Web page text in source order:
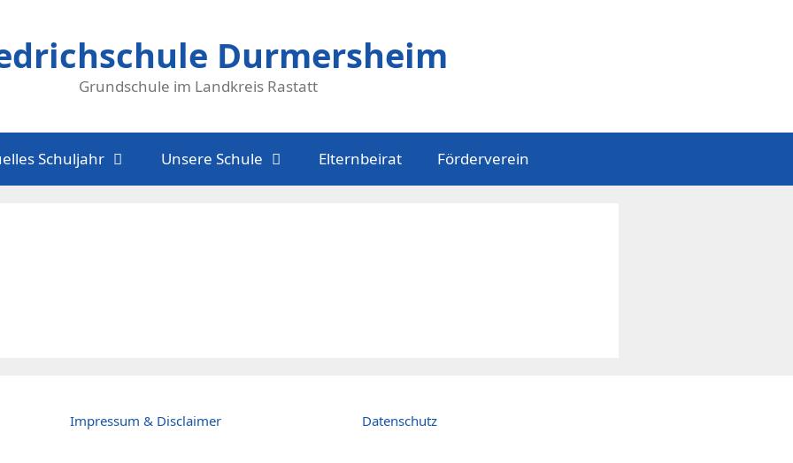
Durmersheim
Grundschule im Landkreis Rastatt
Schuljahr Unsere Schule Elternbeirat Förderverein
Impressum & Disclaimer Datenschutz